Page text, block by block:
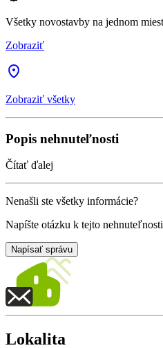
Všetky novostavby na jednom
Zobraziť
Zobraziť všetky
Popis nehnuteľnosti
Čítať ďalej
Nenašli ste všetky informácie?
Napíšte otázku k tejto
Napísať správu
Lokalita